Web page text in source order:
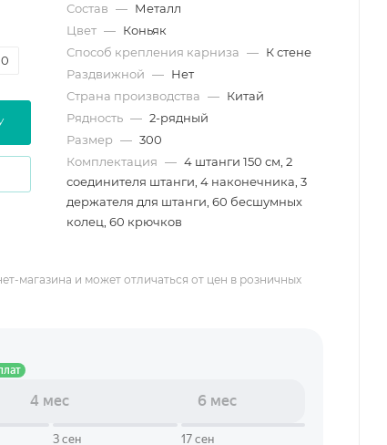
Состав — Металл
Цвет — Коньяк
Способ крепления карниза — К стене
Раздвижной — Нет
Страна производства — Китай
Рядность — 2-рядный
Размер — 300
Комплектация — 4 штанги 150 см, 2
соединителя штанги, 4 наконечника, 3
держателя для штанги, 60 бесшумных
колец, 60 крючков
магазина и может отличаться от цен в розничных